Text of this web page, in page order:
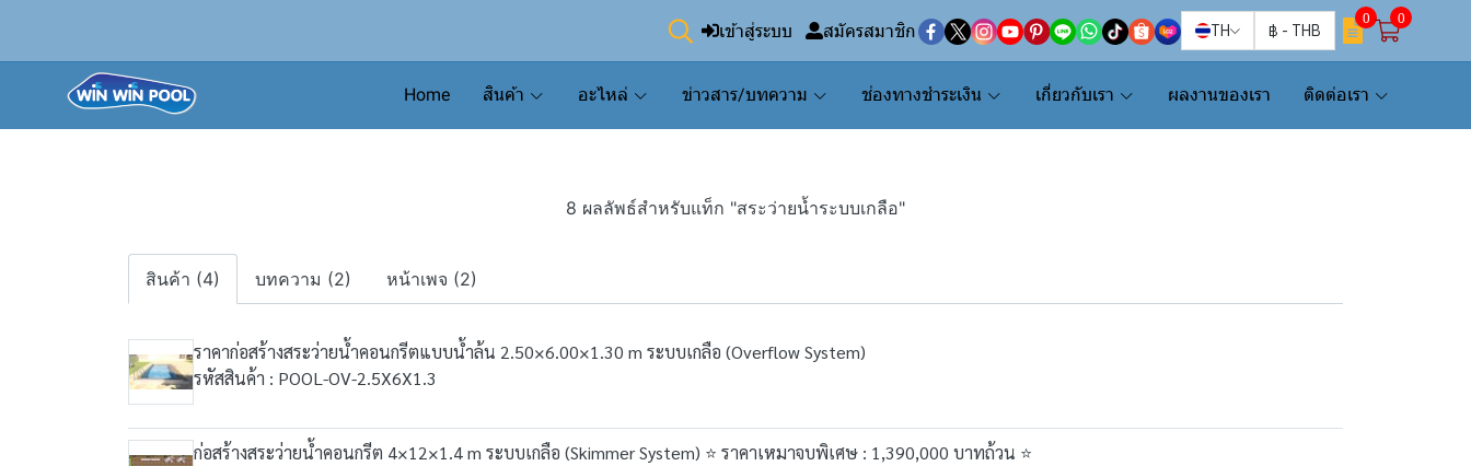
เข้าสู่ระบบ สมัครสมาชิก TH ฿ - THB
0 0
Home สินค้า อะไหล่ ข่าวสาร/บทความ ช่องทางชำระเงิน เกี่ยวกับเรา ผลงานของเรา ติดต่อเรา
8 ผลลัพธ์สำหรับแท็ก "สระว่ายน้ำระบบเกลือ"
สินค้า (4) บทความ (2) หน้าเพจ (2)
ราคาก่อสร้างสระว่ายน้ำคอนกรีตแบบน้ำล้น 2.50×6.00×1.30 m ระบบเกลือ (Overflow System)
รหัสสินค้า : POOL-OV-2.5X6X1.3
ก่อสร้างสระว่ายน้ำคอนกรีต 4×12×1.4 m ระบบเกลือ (Skimmer System) ⭐ ราคาเหมาจบพิเศษ : 1,390,000 บาทถ้วน ⭐